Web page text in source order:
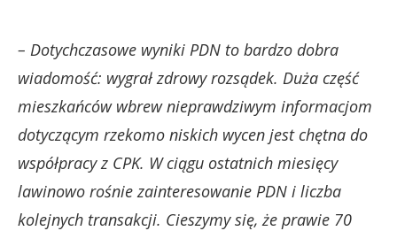
– Dotychczasowe wyniki PDN to bardzo dobra
wiadomość: wygrał zdrowy rozsądek. Duża część
mieszkańców wbrew nieprawdziwym informacjom
dotyczącym rzekomo niskich wycen jest chętna do
współpracy z CPK. W ciągu ostatnich miesięcy
lawinowo rośnie zainteresowanie PDN i liczba
kolejnych transakcji. Cieszymy się, że prawie 70